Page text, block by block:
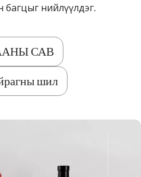
нийлүүлдэг.
САВ
шил